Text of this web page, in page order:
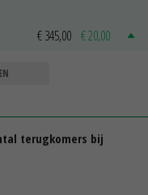
€ 345,00 € 20,00
terugkomers bij